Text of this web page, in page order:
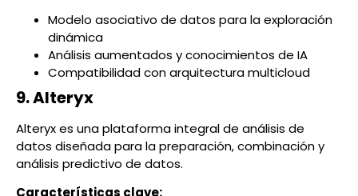
Modelo asociativo de datos para la exploración
dinámica
Análisis aumentados y conocimientos de IA
Compatibilidad con arquitectura multicloud
9. Alteryx
Alteryx es una plataforma integral de análisis de
datos diseñada para la preparación, combinación y
análisis predictivo de datos.
Características clave: